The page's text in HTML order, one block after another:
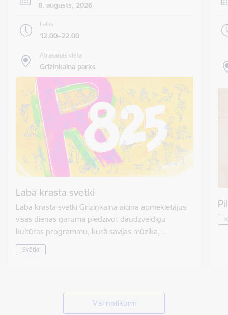
8. augusts, 2026
Laiks
12.00–22.00
Atrašanās vieta
Grīziņkalna parks
Labā krasta svētki
Labā krasta svētki Grīziņkalnā aicina apmeklētājus
visas dienas garumā piedzīvot daudzveidīgu
kultūras programmu, kurā savijas mūzika,…
Svētki
Visi notikumi